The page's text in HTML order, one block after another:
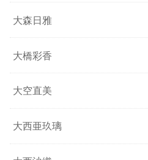
大森日雅
大橋彩香
大空直美
大西亜玖璃